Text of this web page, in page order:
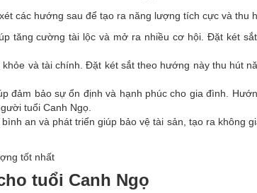
các hướng sau để tạo ra năng lượng tích cực và thu
tăng cường tài lộc và mở ra nhiều cơ hội. Đặt két
và tài chính. Đặt két sắt theo hướng này thu hút
đảm bảo sự ổn định và hạnh phúc cho gia đình.
tuổi Canh Ngọ.
an và phát triển giúp bảo vệ tài sản, tạo ra không
tốt nhất
tuổi Canh Ngọ